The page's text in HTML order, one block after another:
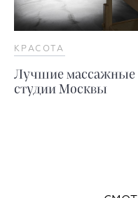
КРАСОТА
Лучшие массажные
студии Москвы